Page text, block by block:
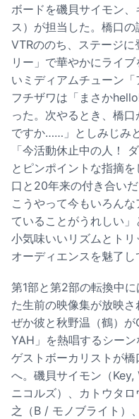
ボードを磯貝サイモン
ス）が担当した。橋口
VTRののち、ステージ
リー」で華やかにライ
いミディアムチューン
フチザワは「まさか
った。次やるとき、橋
ですか……」としみじみ
「今活動休止中の人！
とピンポイントな指摘
口と20年来の付き合い
こうやって今もいろん
ていることがうれしい
小気味いいリズムとト
オーディエンスを魅了し
第1部と第2部の転換中
た生前の映像集が放映
ぜか彼と秋野温（鶴）
YAH」を熱唱するシーン
ゲストボーカリストが
へ。磯貝サイモン（
ニコルズ）、カトウタ
之（B / モノブライト）